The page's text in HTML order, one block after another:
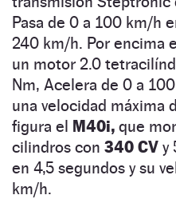
Pasa de 0 a 100 km/h
240 km/h. Por encima
un motor 2.0
Nm, Acelera de 0 a
una velocidad máxima
figura el M40i, que
cilindros con 340 CV y
en 4,5 segundos y su
km/h.